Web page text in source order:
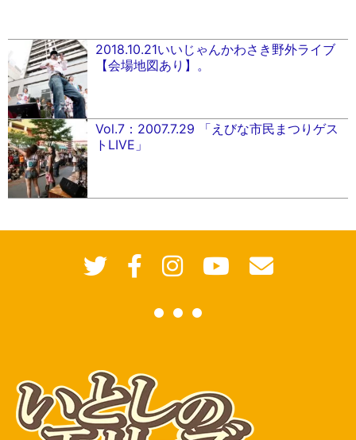
2018.10.21いいじゃんかわさき野外ライブ
【会場地図あり】。
Vol.7：2007.7.29 「えびな市民まつりゲス
トLIVE」